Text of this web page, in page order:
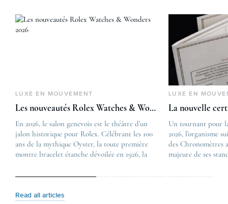
Read all articles
LUXE EN MOUVEMENT
Les nouveautés Rolex Watches & Wonders 2026
En 2026, le salon genevois est le théâtre d’un
jalon historique pour Rolex. Célébrant les 100
ans de la mythique Oyster, la toute première
montre bracelet étanche dévoilée en 1926, la
commémorative alliant héritage patrimonial et
métallurgique à la réinterprétation esthétique
The post
Les nouveautés
first appeared on
Lovetime
LUXE EN
La nouvelle
Un tournant pour
2026, l’organisme
des Chronomètres
majeure de ses
Chronometer”,